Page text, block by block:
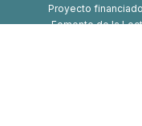
Proyecto
Fomento de la